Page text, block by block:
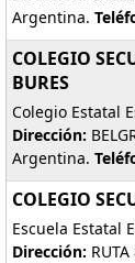
Argentina.
COLEGIO
BURES
Colegio Estatal
Dirección:
Argentina.
COLEGIO
Escuela Estatal
Dirección: